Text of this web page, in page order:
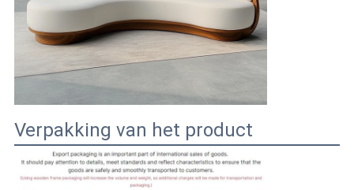
Verpakking van het product